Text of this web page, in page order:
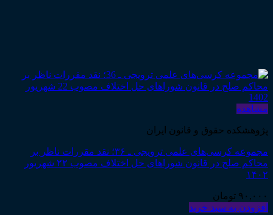
مشاهده
پژوهشکده حقوق و قانون ایران
مجموعه کرسی‌های علمی ترویجی ـ ۳۶؛ نقد مقررات ناظر بر
محاکم صلح در قانون شوراهای حل اختلاف مصوب ۲۲ شهریور
۱۴۰۲
۹۰,۰۰۰ تومان
افزودن به سبد خرید